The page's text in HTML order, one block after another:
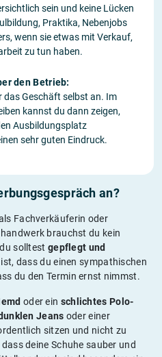
sein und keine Lücken
Praktika, Nebenjobs
wenn sie etwas mit Verkauf,
zu tun haben.
den Betrieb:
das Geschäft selbst an. Im
kannst du dann zeigen,
Ausbildungsplatz
sehr guten Eindruck.
an?
Fachverkäuferin oder
brauchst du kein
solltest gepflegt und
dass du einen sympathischen
du den Termin ernst nimmst.
oder ein schlichtes Polo-
Jeans oder einer
sitzen und nicht zu
deine Schuhe sauber und